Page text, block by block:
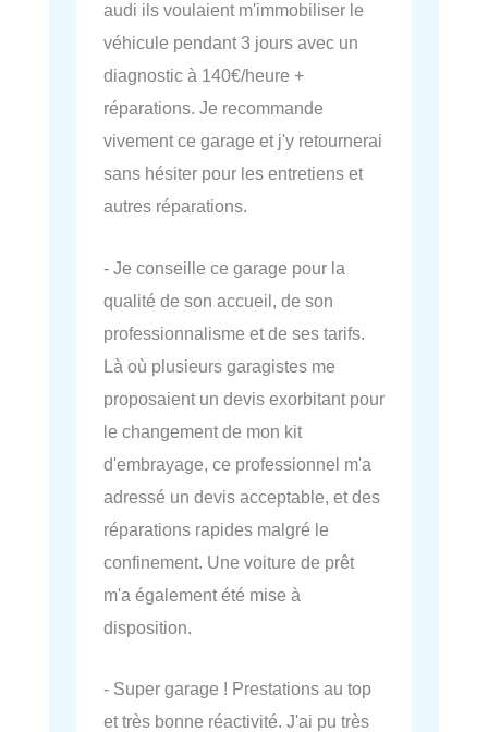
audi ils voulaient m'immobiliser le
véhicule pendant 3 jours avec un
diagnostic à 140€/heure +
réparations. Je recommande
vivement ce garage et j'y retournerai
sans hésiter pour les entretiens et
autres réparations.
- Je conseille ce garage pour la
qualité de son accueil, de son
professionnalisme et de ses tarifs.
Là où plusieurs garagistes me
proposaient un devis exorbitant pour
le changement de mon kit
d'embrayage, ce professionnel m'a
adressé un devis acceptable, et des
réparations rapides malgré le
confinement. Une voiture de prêt
m'a également été mise à
disposition.
- Super garage ! Prestations au top
et très bonne réactivité. J'ai pu très